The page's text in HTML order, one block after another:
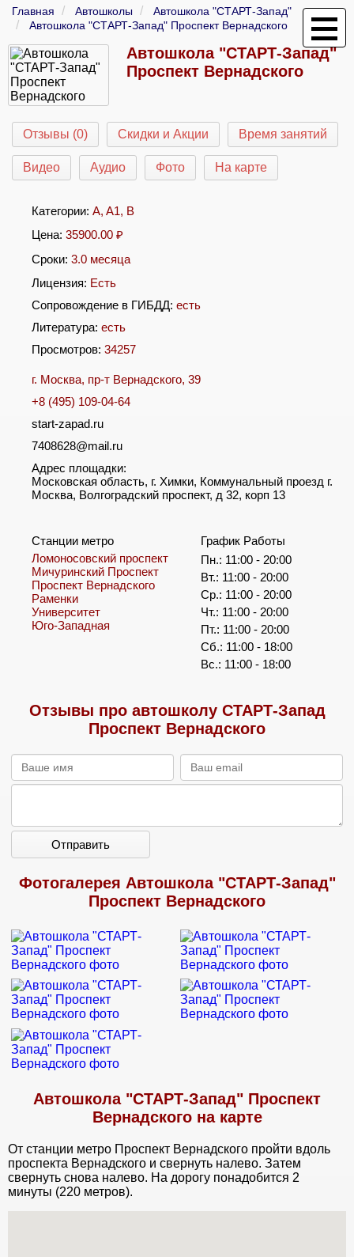
Главная Автошколы
Автошкола "СТАРТ-Запад"
Автошкола "СТАРТ-Запад" Проспект Вернадского
Автошкола "СТАРТ-Запад"
Проспект Вернадского
Отзывы (0) Скидки и Акции Время занятий
Видео Аудио Фото На карте
Категории: A, A1, B
Цена: 35900.00 ₽
Сроки: 3.0 месяца
Лицензия: Есть
Сопровождение в ГИБДД: есть
Литература: есть
Просмотров: 34257
г. Москва, пр-т Вернадского, 39
+8 (495) 109-04-64
start-zapad.ru
7408628@mail.ru
Адрес площадки:
Московская область, г. Химки, Коммунальный проезд г.
Москва, Волгоградский проспект, д 32, корп 13
Станции метро
Ломоносовский проспект
Мичуринский Проспект
Проспект Вернадского
Раменки
Университет
Юго-Западная
График Работы
Пн.: 11:00 - 20:00
Вт.: 11:00 - 20:00
Ср.: 11:00 - 20:00
Чт.: 11:00 - 20:00
Пт.: 11:00 - 20:00
Сб.: 11:00 - 18:00
Вс.: 11:00 - 18:00
Отзывы про автошколу СТАРТ-Запад
Проспект Вернадского
Отправить
Фотогалерея Автошкола "СТАРТ-Запад"
Проспект Вернадского
Автошкола "СТАРТ-Запад" Проспект
Вернадского на карте
От станции метро Проспект Вернадского пройти вдоль
проспекта Вернадского и свернуть налево. Затем
свернуть снова налево. На дорогу понадобится 2
минуты (220 метров).